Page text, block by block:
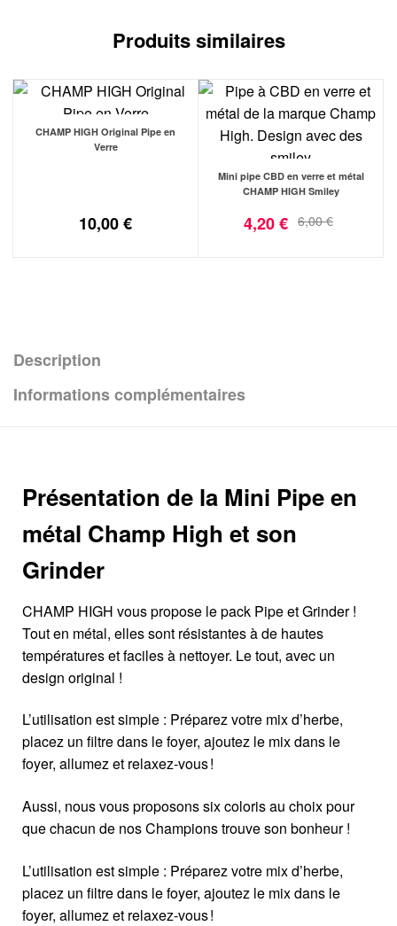
Produits similaires
CHAMP HIGH Original Pipe en
Verre
10,00€
Mini pipe CBD en verre et métal
CHAMP HIGH Smiley
6,00€
4,20€
Description
Informations complémentaires
Présentation de la Mini Pipe en
métal Champ High et son
Grinder
CHAMP HIGH vous propose le pack Pipe et Grinder !
Tout en métal, elles sont résistantes à de hautes
températures et faciles à nettoyer. Le tout, avec un
design original !
L’utilisation est simple : Préparez votre mix d’herbe,
placez un filtre dans le foyer, ajoutez le mix dans le
foyer, allumez et relaxez-vous !
Aussi, nous vous proposons six coloris au choix pour
que chacun de nos Champions trouve son bonheur !
L’utilisation est simple : Préparez votre mix d’herbe,
placez un filtre dans le foyer, ajoutez le mix dans le
foyer, allumez et relaxez-vous !